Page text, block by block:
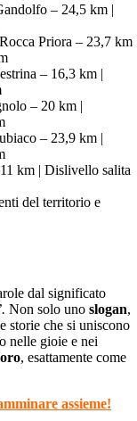
– 24,5 km |
Priora – 23,7 km
– 16,3 km |
– 20 km |
– 23,9 km |
km | Dislivello salita
del territorio e
dal significato
Non solo uno slogan,
storie che si uniscono
nelle gioie e nei
, esattamente come
assieme!